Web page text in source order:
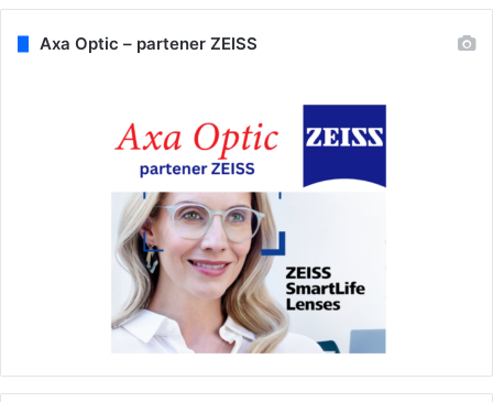
Axa Optic – partener ZEISS